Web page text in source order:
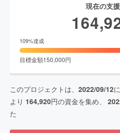
現在の支
109%達成
目標金額150,000円
このプロジェクトは、 2022/09/12
より 164,920円の資金を集め、
た